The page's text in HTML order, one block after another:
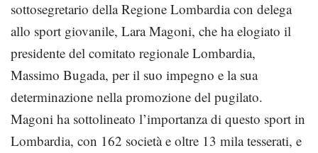
sottosegretario della Regione Lombardia con delega
allo sport giovanile, Lara Magoni, che ha elogiato il
presidente del comitato regionale Lombardia,
Massimo Bugada, per il suo impegno e la sua
determinazione nella promozione del pugilato.
Magoni ha sottolineato l’importanza di questo sport in
Lombardia, con 162 società e oltre 13 mila tesserati, e